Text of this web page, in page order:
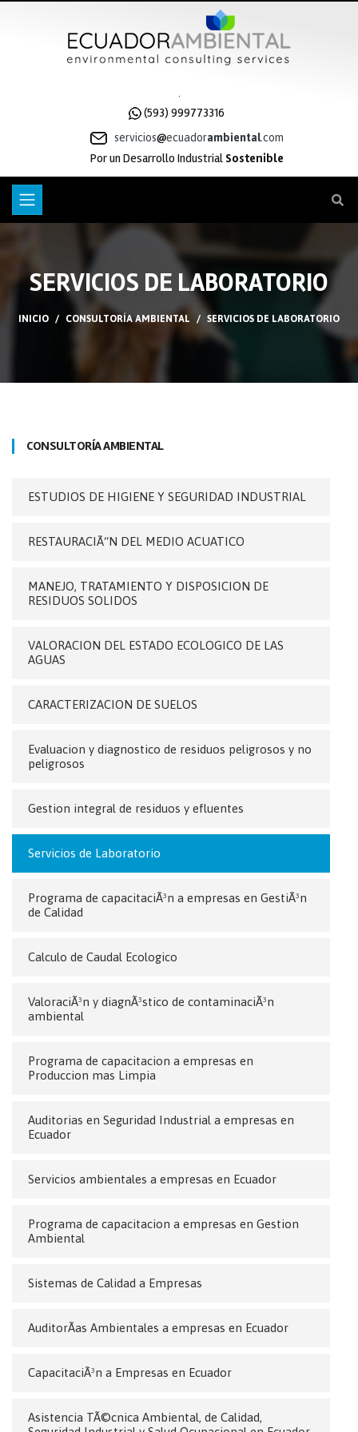
(593) 999773316
servicios ecuadorambiental.com
Por un Desarrollo Industrial Sostenible
SERVICIOS DE LABORATORIO
INICIO CONSULTORÍA AMBIENTAL SERVICIOS DE LABORATORIO
CONSULTORÍA AMBIENTAL
ESTUDIOS DE HIGIENE Y SEGURIDAD INDUSTRIAL
RESTAURACIÃ“N DEL MEDIO ACUATICO
MANEJO, TRATAMIENTO Y DISPOSICION DE
RESIDUOS SOLIDOS
VALORACION DEL ESTADO ECOLOGICO DE LAS
AGUAS
CARACTERIZACION DE SUELOS
Evaluacion y diagnostico de residuos peligrosos y no
peligrosos
Gestion integral de residuos y efluentes
Servicios de Laboratorio
Programa de capacitaciÃ³n a empresas en GestiÃ³n
de Calidad
Calculo de Caudal Ecologico
ValoraciÃ³n y diagnÃ³stico de contaminaciÃ³n
ambiental
Programa de capacitacion a empresas en
Produccion mas Limpia
Auditorias en Seguridad Industrial a empresas en
Ecuador
Servicios ambientales a empresas en Ecuador
Programa de capacitacion a empresas en Gestion
Ambiental
Sistemas de Calidad a Empresas
AuditorÃ­as Ambientales a empresas en Ecuador
CapacitaciÃ³n a Empresas en Ecuador
Asistencia TÃ©cnica Ambiental, de Calidad,